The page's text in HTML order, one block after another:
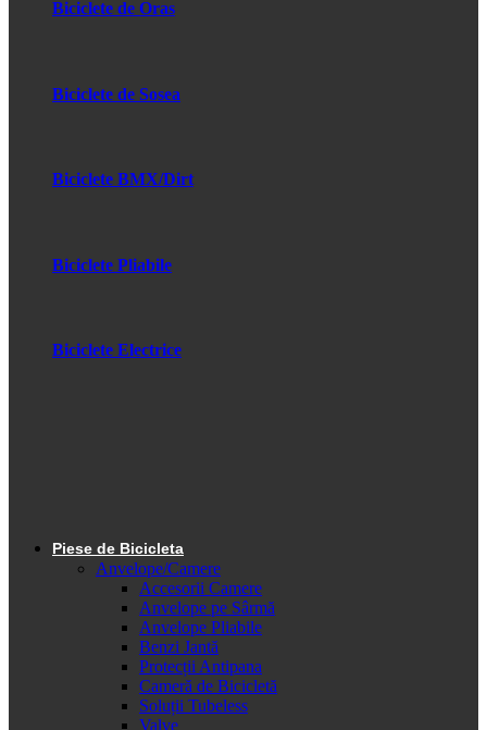
Biciclete de Oras
Biciclete de Sosea
Biciclete BMX/Dirt
Biciclete Pliabile
Biciclete Electrice
Piese de Bicicleta
Anvelope/Camere
Accesorii Camere
Anvelope pe Sârmă
Anvelope Pliabile
Benzi Jantă
Protecții Antipana
Cameră de Bicicletă
Soluții Tubeless
Valve